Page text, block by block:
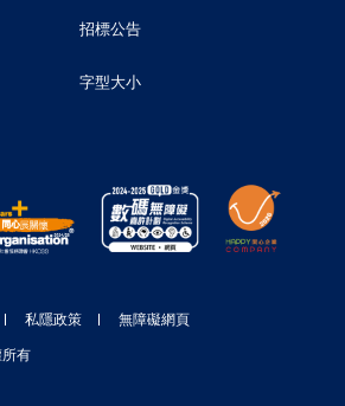
招標公告
字型大小
私隱政策 無障礙網頁
有